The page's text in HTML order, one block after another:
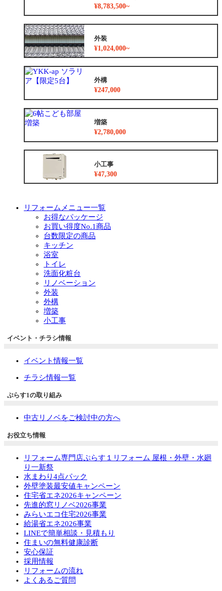
¥8,783,500~
外装
¥1,024,000~
外構
¥247,000
増築
¥2,780,000
小工事
¥47,300
リフォームメニュー一覧
お得なパッケージ
お買い得度No.1商品
台数限定の商品
キッチン
浴室
トイレ
洗面化粧台
リノベーション
外装
外構
増築
小工事
イベント・チラシ情報
イベント情報一覧
チラシ情報一覧
ぷらす1の取り組み
中古リノベをご検討中の方へ
お役立ち情報
リフォーム専門店ぷらす１リフォーム 屋根・外壁・水廻
り一新祭
水まわり4点パック
外壁塗装最安値キャンペーン
住宅省エネ2026キャンペーン
先進的窓リノベ2026事業
みらいエコ住宅2026事業
給湯省エネ2026事業
LINEで簡単相談・見積もり
住まいの無料健康診断
安心保証
採用情報
リフォームの流れ
よくあるご質問